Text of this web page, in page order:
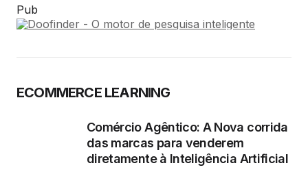
Pub
ECOMMERCE LEARNING
Comércio Agêntico: A Nova corrida
das marcas para venderem
diretamente à Inteligência Artificial